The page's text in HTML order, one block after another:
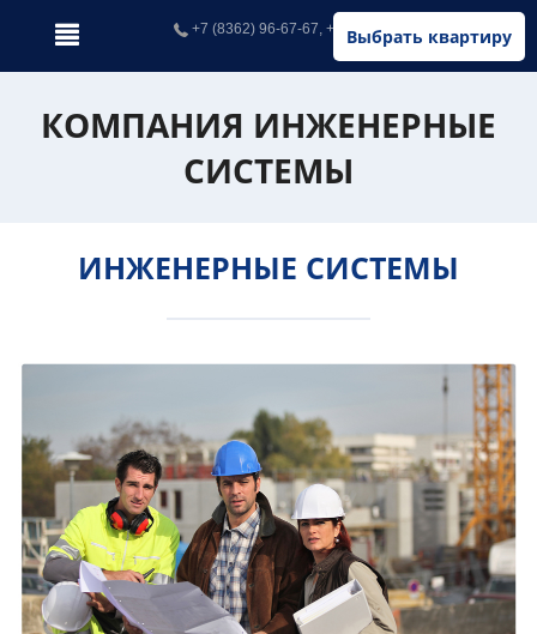
Выбрать квартиру
+7 (8362) 96-67-67, +7 (902) 326-67-67
КОМПАНИЯ ИНЖЕНЕРНЫЕ
СИСТЕМЫ
ИНЖЕНЕРНЫЕ СИСТЕМЫ